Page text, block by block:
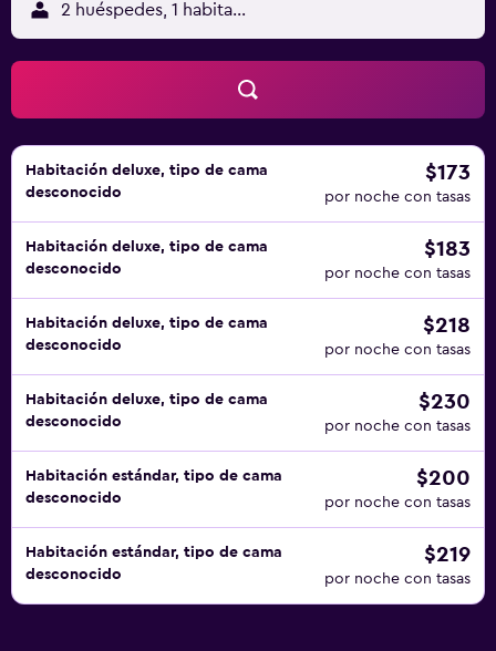
2 huéspedes, 1 habitación
Habitación deluxe, tipo de cama
desconocido
$173
por noche con tasas
Habitación deluxe, tipo de cama
desconocido
$183
por noche con tasas
Habitación deluxe, tipo de cama
desconocido
$218
por noche con tasas
Habitación deluxe, tipo de cama
desconocido
$230
por noche con tasas
Habitación estándar, tipo de cama
desconocido
$200
por noche con tasas
Habitación estándar, tipo de cama
desconocido
$219
por noche con tasas